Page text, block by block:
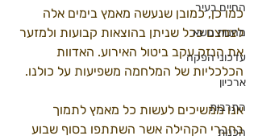
החיים בעיר
מחנות נושא
עדכוני הפקה
ארכיון
התרבות
הכנות
כמו כן, כמובן שנעשה מאמץ בימים אלה
לצמצם ככל שניתן בהוצאות קבועות ולמזער
את הנזק עקב ביטול האירוע. האדוות
הכלכליות של המלחמה משפיעות על כולנו.
אנו ממשיכים לעשות כל מאמץ לתמוך
בחברי הקהילה אשר השתתפו בסוף שבוע